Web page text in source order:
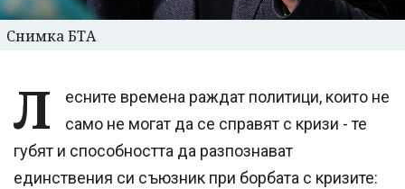
Снимка БТА
Л
есните времена раждат политици, които не
само не могат да се справят с кризи - те
губят и способността да разпознават
единствения си съюзник при борбата с кризите: